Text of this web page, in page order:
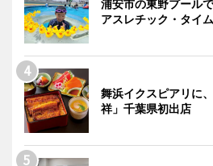
浦安市の東野プール
アスレチック・タイ
舞浜イクスピアリに
祥」千葉県初出店